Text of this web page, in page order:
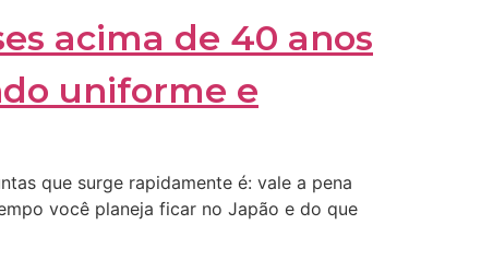
que surge rapidamente é: vale a pena
você planeja ficar no Japão e do que